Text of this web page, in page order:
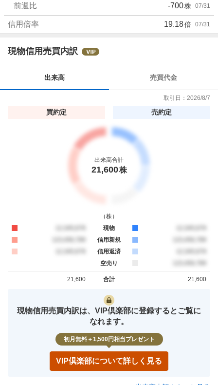
前週比 -700株 07/31
信用倍率 19.18倍 07/31
現物信用売買内訳
出来高 売買代金
取引日： 2026/8/7
買約定 売約定
出来高合計
21,600株
（株）
現物
信用新規
信用返済
空売り
合計
21,600 21,600
現物信用売買内訳は、VIP倶楽部に登録するとご覧に
なれます。
初月無料＋1,500円相当プレゼント
VIP倶楽部について詳しく見る